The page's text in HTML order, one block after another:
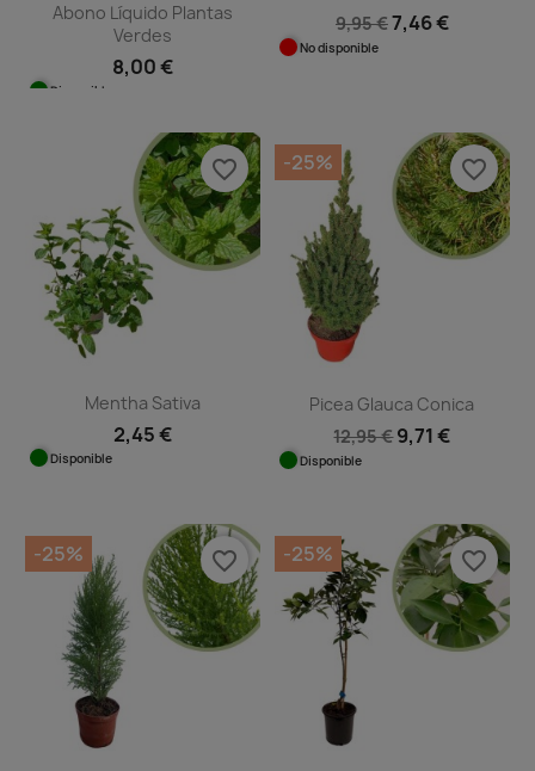
Abono Líquido Plantas
Verdes
8,00 €
Disponible
9,95 €7,46 €
No disponible
Mentha Sativa
2,45 €
Disponible
favorite_border
Picea Glauca Conica
12,95 €9,71 €
Disponible
-25% favorite_border
-25% favorite_border -25% favorite_border